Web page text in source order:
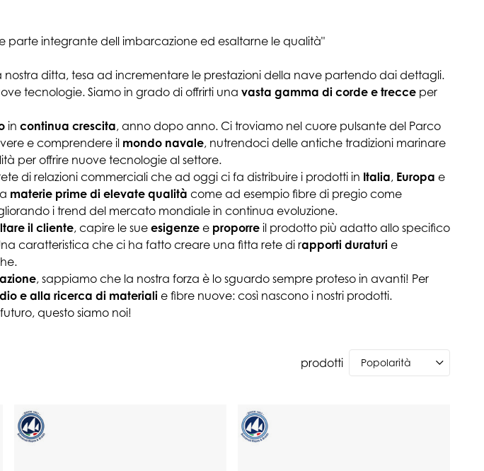
parte integrante dell imbarcazione ed esaltarne le qualità"
nostra ditta, tesa ad incrementare le prestazioni della nave partendo dai dettagli.
tecnologie. Siamo in grado di offrirti una vasta gamma di corde e trecce per
in continua crescita, anno dopo anno. Ci troviamo nel cuore pulsante del Parco
e comprendere il mondo navale, nutrendoci delle antiche tradizioni marinare
per offrire nuove tecnologie al settore.
di relazioni commerciali che ad oggi ci fa distribuire i prodotti in Italia, Europa e
materie prime di elevate qualità come ad esempio fibre di pregio come
i trend del mercato mondiale in continua evoluzione.
il cliente, capire le sue esigenze e proporre il prodotto più adatto allo specifico
caratteristica che ci ha fatto creare una fitta rete di rapporti duraturi e
, sappiamo che la nostra forza è lo sguardo sempre proteso in avanti! Per
e alla ricerca di materiali e fibre nuove: così nascono i nostri prodotti.
questo siamo noi!
prodotti